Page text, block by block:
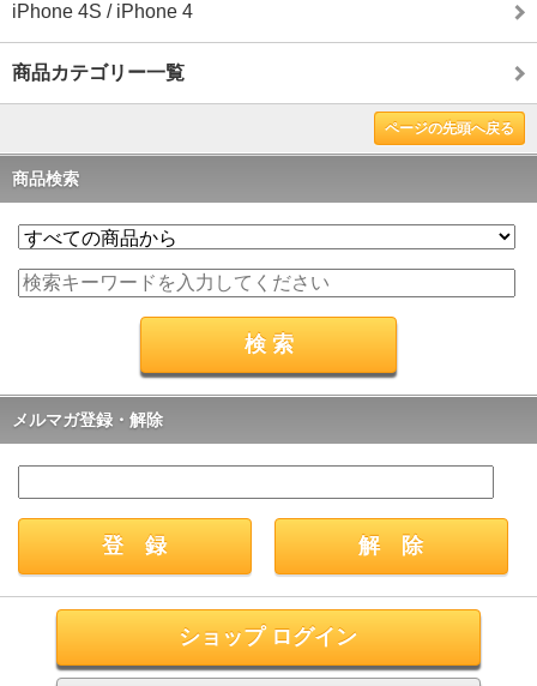
iPhone 4S / iPhone 4
商品カテゴリー一覧
ページの先頭へ戻る
商品検索
メルマガ登録・解除
ショップ ログイン